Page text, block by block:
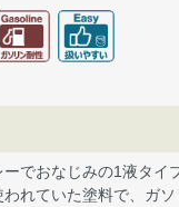
ーでおなじみの1液タイ
れていた塗料で、ガ